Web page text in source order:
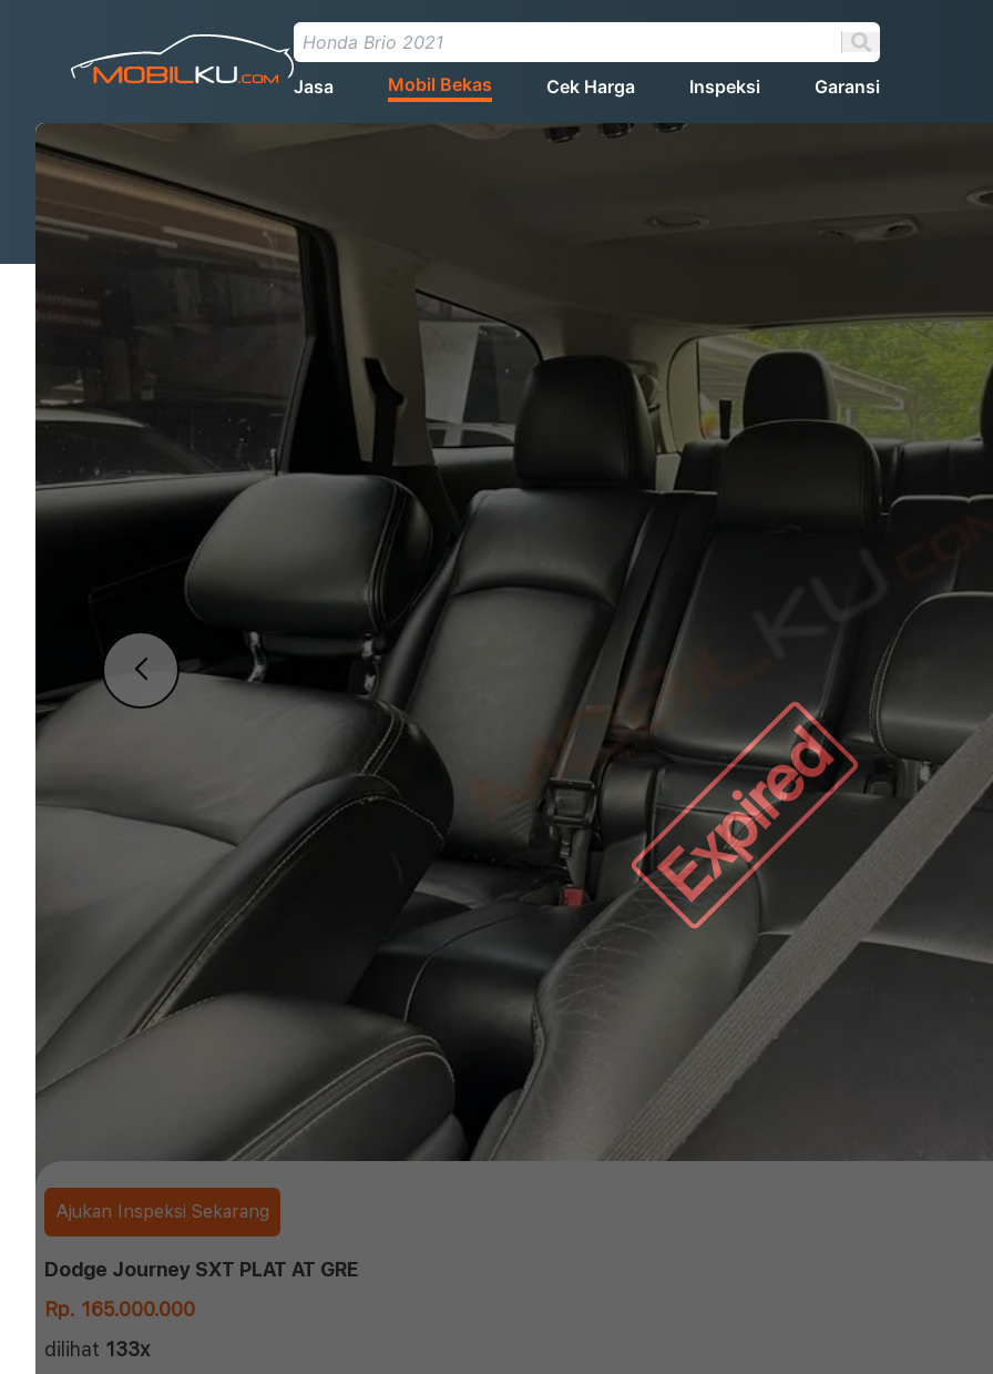
Jasa Mobil Bekas Cek Harga Inspeksi Garansi
Expired
Ajukan Inspeksi Sekarang
Dodge Journey SXT PLAT AT GRE
Rp. 165.000.000
dilihat 133x